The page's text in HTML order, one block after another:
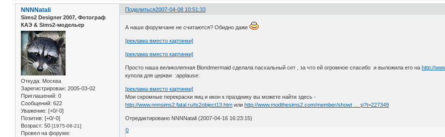
Поделиться2007-04-08 10:51:33
NNNNatali
Sims2 Designer 2007, Фотограф
КАЭ & Sims2-модельер
Откуда: Москва
Зарегистрирован: 2005-03-02
Приглашений: 0
Сообщений: 622
Уважение: [+0/-0]
Позитив: [+0/-0]
Возраст: 50 [1975-08-21]
Провел на форуме:
А наши форумчане не считаются? Обидно даже
[реклама вместо картинки]
[реклама вместо картинки]
Просто наша великолепная Вlondmermaid сделала пасхальный сет , за что ей огромное спасибо и выложила его наhttp://
купола для церкви :applause:
[реклама вместо картинки]
Мои скромные перекраски яиц и икон к празднику вы можете найти здесь -
http://www.nnnsims2.fatal.ru/ts2object13.htm илиhttp://www.modthesims2.com/member/showt … p?t=227349
Отредактировано NNNNatali (2007-04-16 16:23:15)
0